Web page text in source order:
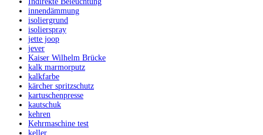
innendämmung
isoliergrund
isolierspray
jette joop
jever
Kaiser Wilhelm Brücke
kalk marmorputz
kalkfarbe
kärcher spritzschutz
kartuschenpresse
kautschuk
kehren
Kehrmaschine test
keller